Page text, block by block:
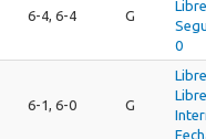
6-4, 6-4 G
0
6-1, 6-0 G